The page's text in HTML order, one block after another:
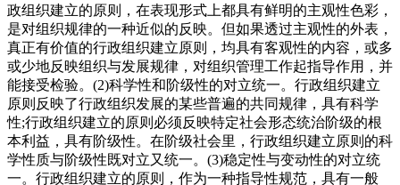
政组织建立的原则，在表现形式上都具有鲜明的主观性色彩，
是对组织规律的一种近似的反映。但如果透过主观性的外表，
真正有价值的行政组织建立原则，均具有客观性的内容，或多
或少地反映组织与发展规律，对组织管理工作起指导作用，并
能接受检验。(2)科学性和阶级性的对立统一。行政组织建立
原则反映了行政组织发展的某些普遍的共同规律，具有科学
性;行政组织建立的原则必须反映特定社会形态统治阶级的根
本利益，具有阶级性。在阶级社会里，行政组织建立原则的科
学性质与阶级性既对立又统一。(3)稳定性与变动性的对立统
一。行政组织建立的原则，作为一种指导性规范，具有一般